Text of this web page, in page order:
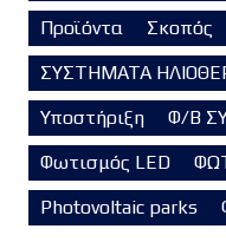
Προϊόντα
Σκοπός
ΣΥΣΤΗΜΑΤΑ
Υποστήριξη
Φ/Β
Φωτισμός LED
Photovoltaic parks